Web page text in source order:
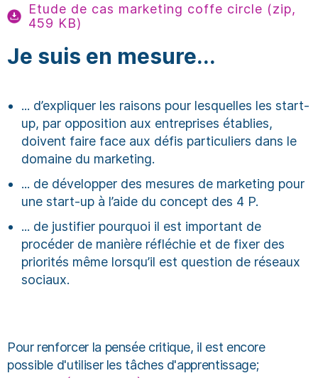
Etude de cas marketing coffe circle (zip,
459 KB)
Je suis en mesure...
... d’expliquer les raisons pour lesquelles les start-
up, par opposition aux entreprises établies,
doivent faire face aux défis particuliers dans le
domaine du marketing.
... de développer des mesures de marketing pour
une start-up à l’aide du concept des 4 P.
... de justifier pourquoi il est important de
procéder de manière réfléchie et de fixer des
priorités même lorsqu’il est question de réseaux
sociaux.
Pour renforcer la pensée critique, il est encore
possible d'utiliser les tâches d'apprentissage;